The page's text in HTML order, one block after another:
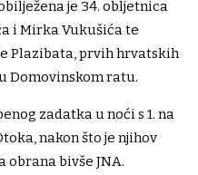
je 34. obljetnica
i Mirka Vukušića te
Plazibata, prvih hrvatskih
Domovinskom ratu.
zadatka u noći s 1. na
nakon što je njihov
bivše JNA.